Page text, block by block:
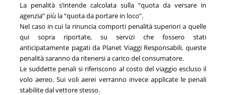
La penalità s’intende calcolata sulla “quota da versare in
agenzia” più la “quota da portare in loco”.
Nel caso in cui la rinuncia comporti penalità superiori a quelle
qui sopra riportate, su servizi che fossero stati
anticipatamente pagati da Planet Viaggi Responsabili, queste
penalità saranno da ritenersi a carico del consumatore.
Le suddette penali si riferiscono al costo del viaggio escluso il
volo aereo. Sui voli aerei verranno invece applicate le penali
stabilite dal vettore stesso.